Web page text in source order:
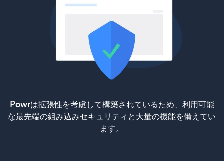
Powrは拡張性を考慮して構築されているため、利用可能
な最先端の組み込みセキュリティと大量の機能を備えてい
ます。